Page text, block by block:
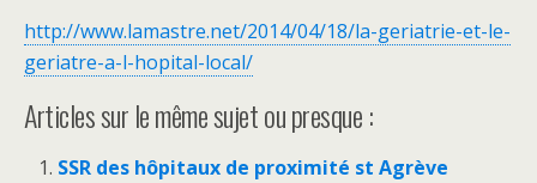
http://www.lamastre.net/2014/04/18/la-geriatrie-et-le-
geriatre-a-l-hopital-local/
Articles sur le même sujet ou presque :
SSR des hôpitaux de proximité st Agrève